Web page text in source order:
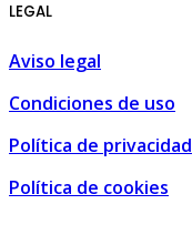
LEGAL
Aviso legal
Condiciones de uso
Política de privacidad
Política de cookies